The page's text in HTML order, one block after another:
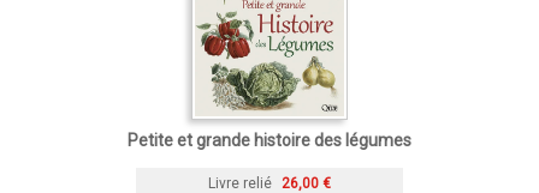
Petite et grande histoire des légumes
Livre relié 26,00 €